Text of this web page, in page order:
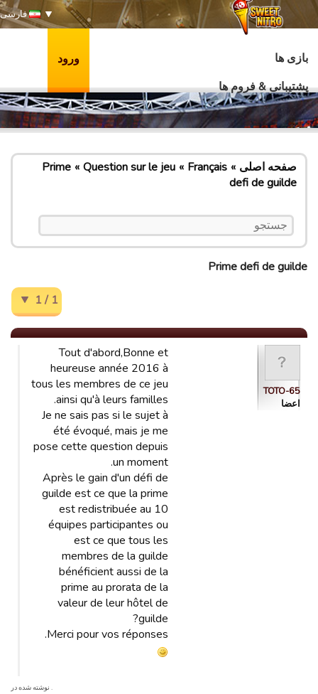
فارسی
بازی ها
پشتیبانی & فروم ها
ورود
صفحه اصلی Français
Question sur le jeu
Prime
defi de guilde
Prime defi de guilde
1 / 1
TOTO-65
اعضا
Tout d'abord,Bonne et
heureuse année 2016 à
tous les membres de ce jeu
ainsi qu'à leurs familles.
Je ne sais pas si le sujet à
été évoqué, mais je me
pose cette question depuis
un moment.
Après le gain d'un défi de
guilde est ce que la prime
est redistribuée au 10
équipes participantes ou
est ce que tous les
membres de la guilde
bénéficient aussi de la
prime au prorata de la
valeur de leur hôtel de
guilde?
Merci pour vos réponses.
. نوشته شده در